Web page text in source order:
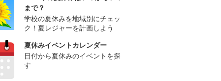
まで？
学校の夏休みを地域別にチェッ
ク！夏レジャーを計画しよう
夏休みイベントカレンダー
日付から夏休みのイベントを探
す